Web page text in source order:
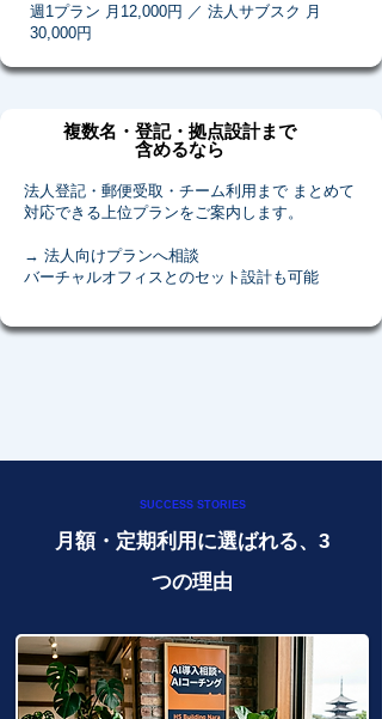
週1プラン 月12,000円 ／ 法人サブスク 月
30,000円
複数名・登記・拠点設計まで
含めるなら
法人登記・郵便受取・チーム利用まで まとめて
対応できる上位プランをご案内します。
→ 法人向けプランへ相談
バーチャルオフィスとのセット設計も可能
SUCCESS STORIES
月額・定期利用に選ばれる、3
つの理由